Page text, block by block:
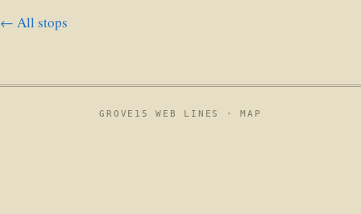
← All stops
GROVE15 WEB LINES ·MAP